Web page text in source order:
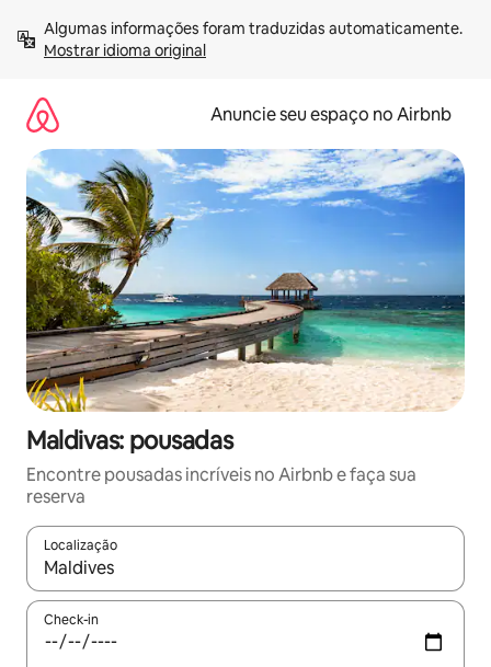
para
Mostrar idioma original
Anuncie seu espaço no Airbnb
Maldivas: pousadas
Encontre pousadas incríveis no Airbnb e faça sua
reserva
Localização
Quando os resultados estiverem disponíveis, explore-os
Check-in